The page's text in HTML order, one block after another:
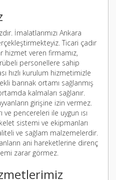
İmalatlarımızı Ankara
Ticari çadır
hizmet veren firmamız,
personellere sahip
hızlı kurulum hizmetimizle
barınak ortamı sağlanmış
kalmaları sağlanır.
girişine izin vermez.
pencereleri ile uygun ısı
sistemi ve ekipmanları
ve sağlam malzemelerdir.
ani hareketlerine direnç
zarar görmez.